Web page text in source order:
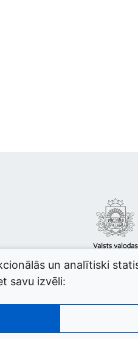
un analītiski
savu izvēli: